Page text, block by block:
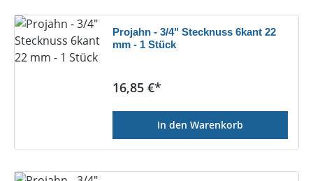
Projahn - 3/4" Stecknuss 6kant 22
mm - 1 Stück
Regulärer Preis:
16,85 €*
In den Warenkorb